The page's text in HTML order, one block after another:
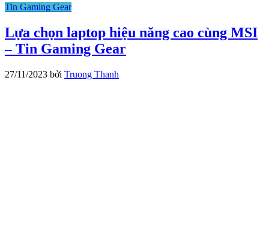
Tin Gaming Gear
Lựa chọn laptop hiệu năng cao cùng MSI
– Tin Gaming Gear
27/11/2023 bởi Truong Thanh